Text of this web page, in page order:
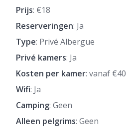
Prijs: €18
Reserveringen: Ja
Type: Privé Albergue
Privé kamers: Ja
Kosten per kamer: vanaf €40
Wifi: Ja
Camping: Geen
Alleen pelgrims: Geen